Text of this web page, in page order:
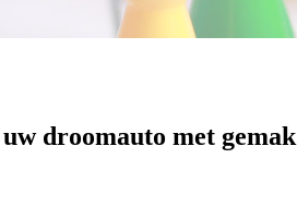
droomauto met gemak